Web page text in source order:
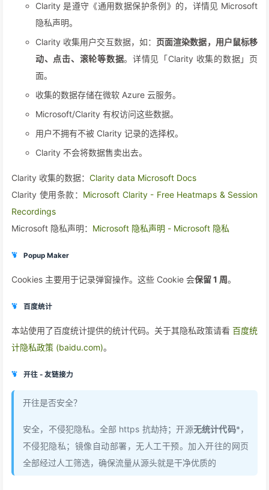
Clarity 是遵守《通用数据保护条例》的，详情见 Microsoft
隐私声明。
Clarity 收集用户交互数据，如： 页面渲染数据，用户鼠标移
动、点击、滚轮等数据。详情见「Clarity 收集的数据」页
面。
收集的数据存储在微软 Azure 云服务。
Microsoft/Clarity 有权访问这些数据。
用户不拥有不被 Clarity 记录的选择权。
Clarity 不会将数据售卖出去。
Clarity 收集的数据： Clarity data Microsoft Docs
Clarity 使用条款： Microsoft Clarity - Free Heatmaps & Session
Recordings
Microsoft 隐私声明： Microsoft 隐私声明 - Microsoft 隐私
Popup Maker
Cookies 主要用于记录弹窗操作。这些 Cookie 会保留 1 周。
百度统计
本站使用了百度统计提供的统计代码。关于其隐私政策请看 百度统
计隐私政策 (baidu.com)。
开往 - 友链接力
开往是否安全？
安全，不侵犯隐私。全部 https 抗劫持；开源无统计代码*，
不侵犯隐私；镜像自动部署，无人工干预。加入开往的网页
全部经过人工筛选，确保流量从源头就是干净优质的